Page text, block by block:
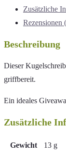
Zusätzliche
Rezensionen
Beschreibung
Dieser
griffbereit.
Ein ideales
Zusätzliche
Gewicht
13 g